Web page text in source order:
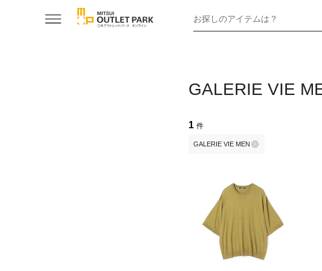
お探しのアイテムは？
GALERIE VIE
1 件
GALERIE VIE MEN